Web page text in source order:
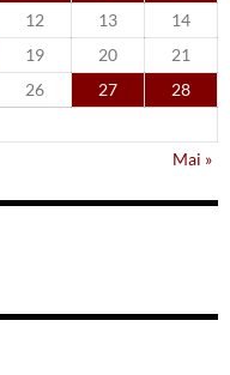
12 13
14
19 20
21
26 27
28
Mai »